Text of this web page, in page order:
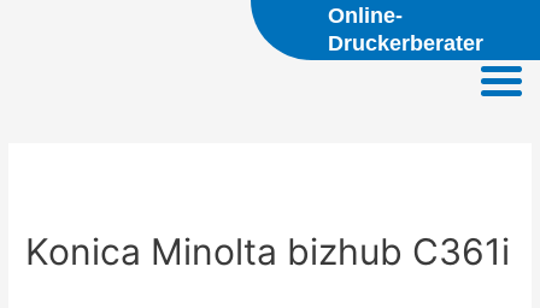
Online-
Druckerberater
Konica Minolta bizhub C361i